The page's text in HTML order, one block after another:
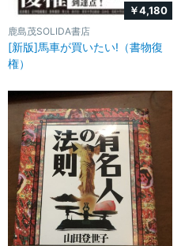
￥4,180
鹿島茂SOLIDA書店
[新版]馬車が買いたい!（書物復
権）